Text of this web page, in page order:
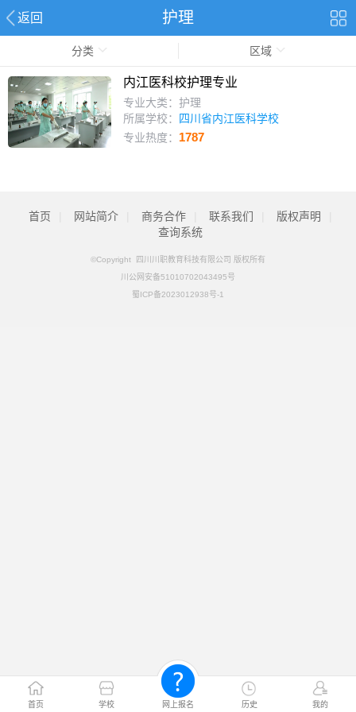
返回 护理
首页 学校 网上报名 历史 我的
分类 区域
内江医科校护理专业
专业大类：护理
所属学校：
四川省内江医科学校
专业热度： 1787
首页 网站简介 商务合作 联系我们 版权声明
查询系统
©Copyright 四川川职教育科技有限公司 版权所有
川公网安备51010702043495号
蜀ICP备2023012938号-1